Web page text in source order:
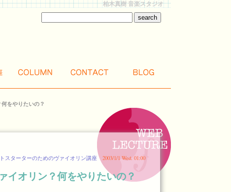
柏木真樹 音楽スタジオ
をやりたいの？
スターターのためのヴァイオリン講座 2003/1/1 Wed. 01:00
イオリン？何をやりたいの？